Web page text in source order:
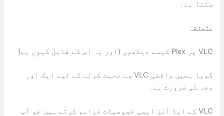
سکتا ہے۔
متعلقہ
VLC پر Plex کیسے دیکھیں (اور یہ اس کے قابل کیوں ہے)
گویا ہمیں واقعی VLC سے محبت کرنے کے لیے ایک اور
وجہ کی ضرورت ہے۔
VLC کے ایڈ آنز ایسی خصوصیات فراہم کرتے ہیں جو آپ